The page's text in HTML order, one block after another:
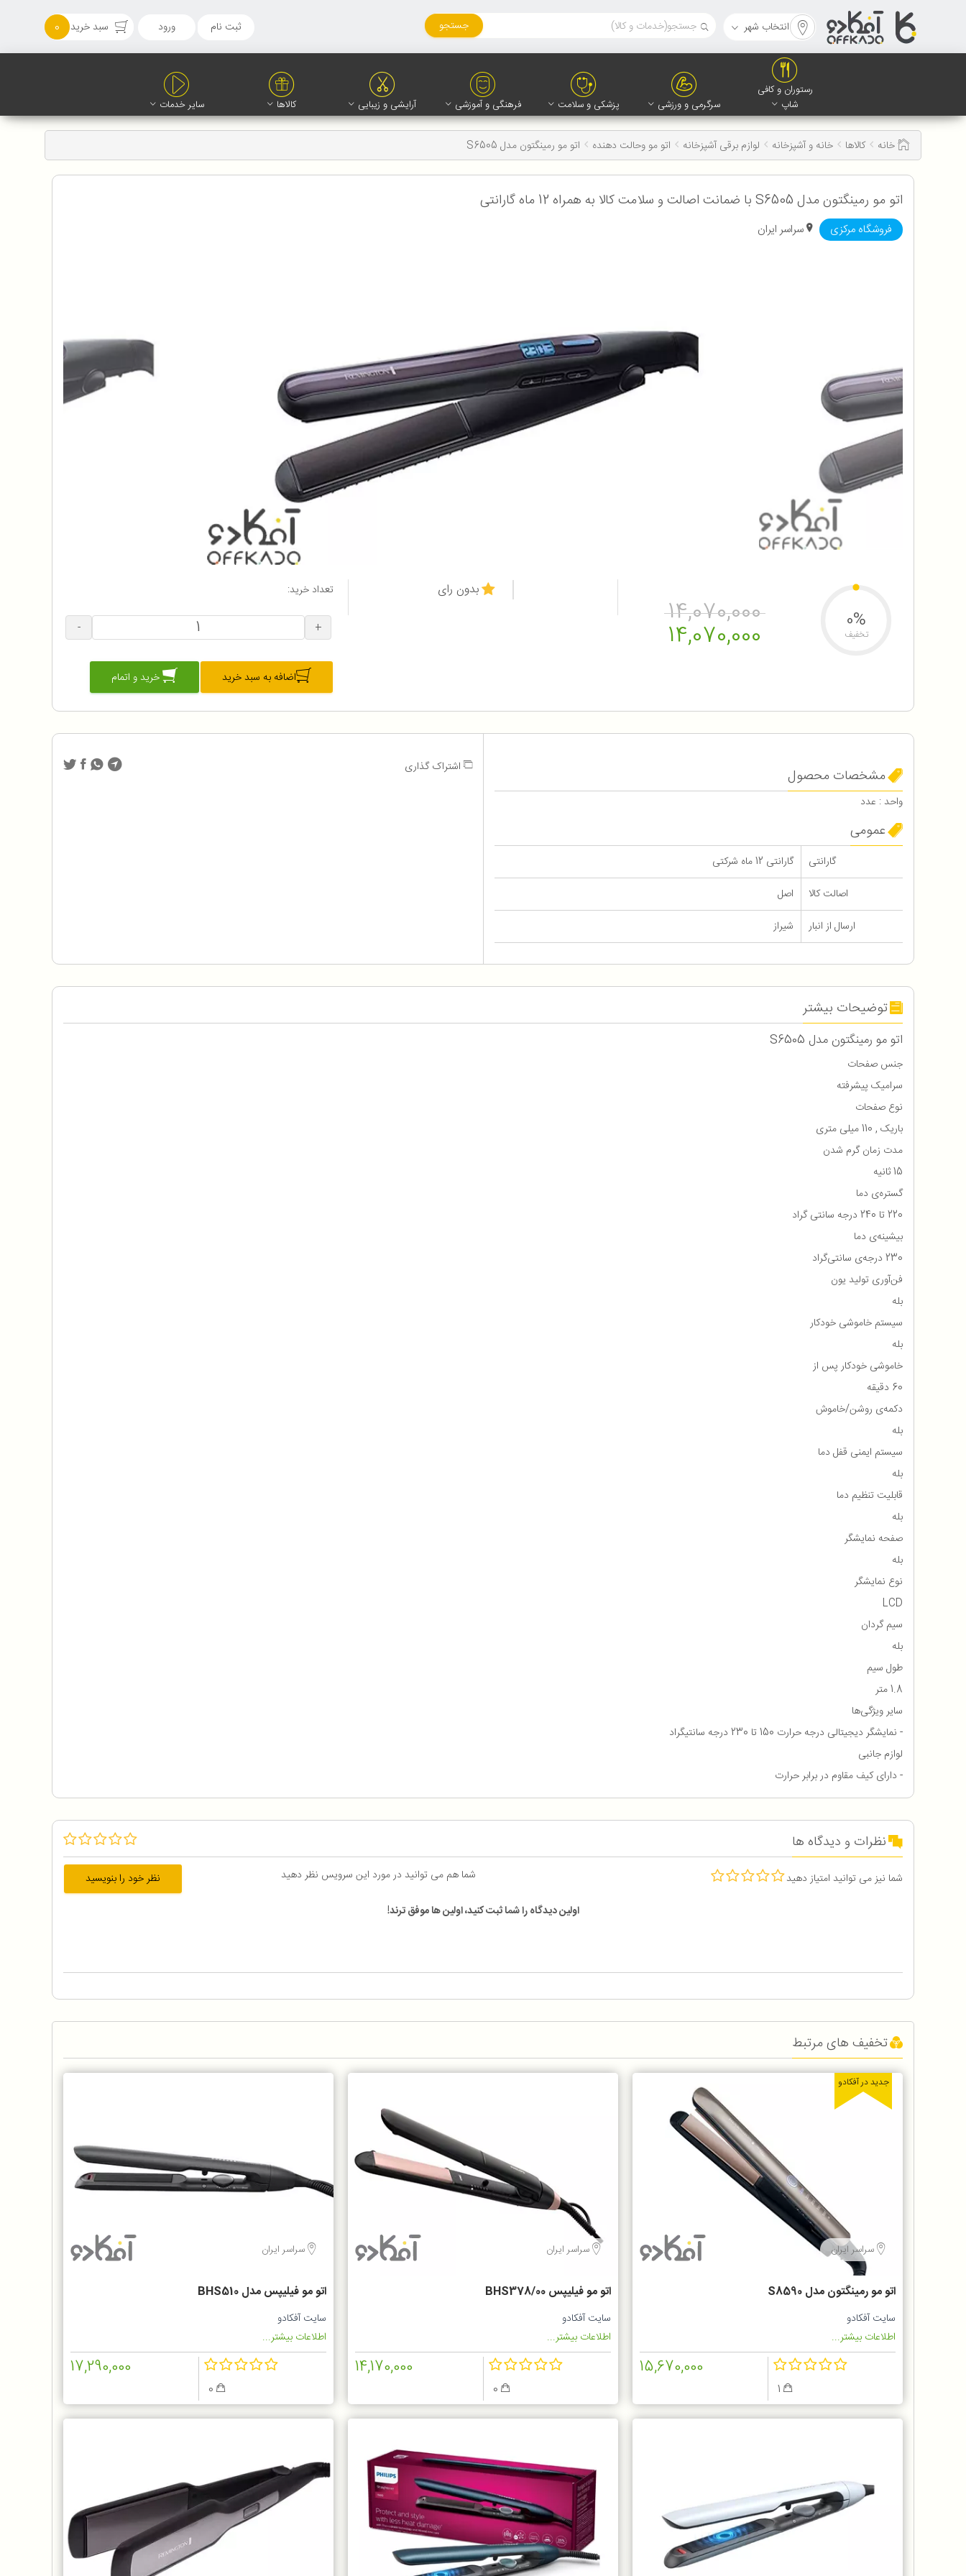
انتخاب شهر جستجو ثبت نام ورود سبد خرید 0
رستوران و کافی
شاپ
سرگرمی و ورزشی پزشکی و سلامت فرهنگی و آموزشی آرایشی و زیبایی کالاها سایر خدمات
خانه کالاها خانه و آشپزخانه لوازم برقی آشپزخانه اتو مو وحالت دهنده اتو مو رمینگتون مدل S6505
اتو مو رمینگتون مدل S6505 با ضمانت اصالت و سلامت کالا به همراه 12 ماه گارانتی
فروشگاه مرکزی سراسر ایران
14,070,000
14,070,000 0%
تخفیف
بدون رای تعداد خرید:
+
-
اضافه به سبد خرید خرید و اتمام
مشخصات محصول
واحد : عدد
عمومی
گارانتی
گارانتی 12 ماه شرکتی
اصالت کالا
اصل
ارسال از انبار
شیراز
اشتراک گذاری
توضیحات بیشتر
اتو مو رمینگتون مدل S6505
جنس صفحات
سرامیک پیشرفته
نوع صفحات
باریک , 110 میلی متری
مدت زمان گرم شدن
15 ثانیه
گستره‌ی دما
220 تا 240 درجه سانتی گراد
بیشینه‌ی دما
230 درجه‌ی سانتی‌گراد
فن‌آوری تولید یون
بله
سیستم خاموشی خودکار
بله
خاموشی خودکار پس از
60 دقیقه
دکمه‌ی روشن/خاموش
بله
سیستم ایمنی قفل دما
بله
قابلیت تنظیم دما
بله
صفحه نمایشگر
بله
نوع نمایشگر
LCD
سیم گردان
بله
طول سیم
1.8 متر
سایر ویژگی‌ها
- نمایشگر دیجیتالی درجه حرارت 150 تا 230 درجه سانتیگراد
لوازم جانبی
- دارای کیف مقاوم در برابر حرارت
نظرات و دیدگاه ها
شما نیز می توانید امتیاز دهید شما هم می توانید در مورد این سرویس نظر دهید
نظر خود را بنویسید
اولین دیدگاه را شما ثبت کنید، اولین ها موفق ترند!
تخفیف های مرتبط
جدید در آفکادو
سراسر ایران
اتو مو رمینگتون مدل S8590
سایت آفکادو
اطلاعات بیشتر...
15,670,000
سراسر ایران
اتو مو فیلیپس BHS378/00
سایت آفکادو
اطلاعات بیشتر...
14,170,000
سراسر ایران
اتو مو فیلیپس مدل BHS510
سایت آفکادو
اطلاعات بیشتر...
17,290,000